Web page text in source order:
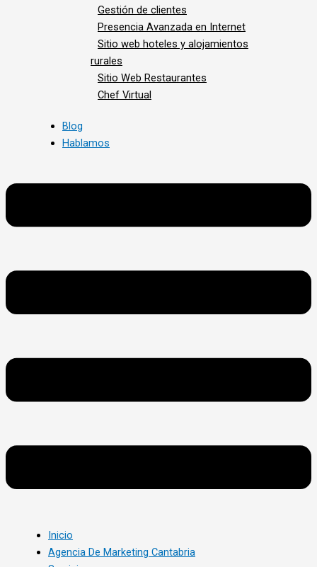
Gestión de clientes
Presencia Avanzada en Internet
Sitio web hoteles y alojamientos
rurales
Sitio Web Restaurantes
Chef Virtual
Blog
Hablamos
Inicio
Agencia De Marketing Cantabria